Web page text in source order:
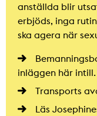
anställda blir
erbjöds, inga
ska agera när
inläggen här intill.
Transports
Läs